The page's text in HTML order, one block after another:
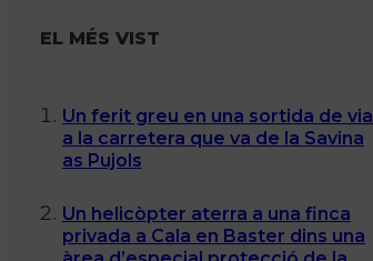
EL MÉS VIST
Un ferit greu en una sortida de via
a la carretera que va de la Savina
as Pujols
Un helicòpter aterra a una finca
privada a Cala en Baster dins una